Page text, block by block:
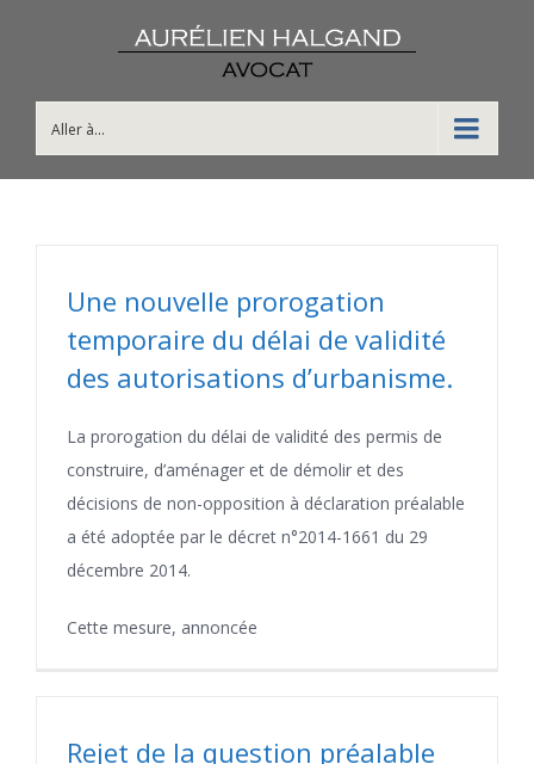
Aller à...
Une nouvelle prorogation
temporaire du délai de validité
des autorisations d’urbanisme.
La prorogation du délai de validité des permis de
construire, d’aménager et de démolir et des
décisions de non-opposition à déclaration préalable
a été adoptée par le décret n°2014-1661 du 29
décembre 2014.
Cette mesure, annoncée
Rejet de la question préalable